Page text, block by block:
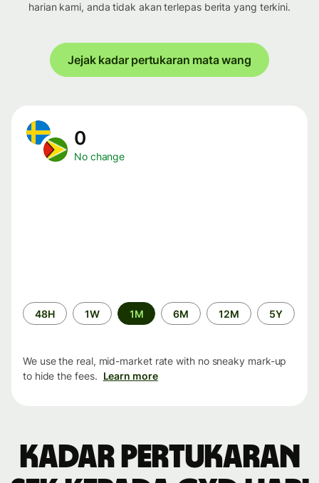
harian kami, anda tidak akan terlepas berita yang terkini.
Jejak kadar pertukaran mata wang
0
No change
Time
period
48H 1W 1M 6M 12M 5Y
We use the real, mid-market rate with no sneaky mark-up
to hide the fees. Learn more
Kadar pertukaran